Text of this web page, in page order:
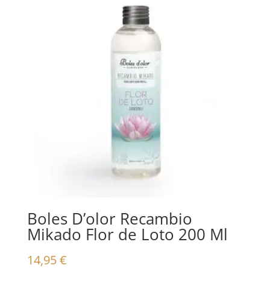
Boles D’olor Recambio
Mikado Flor de Loto 200 Ml
14,95€